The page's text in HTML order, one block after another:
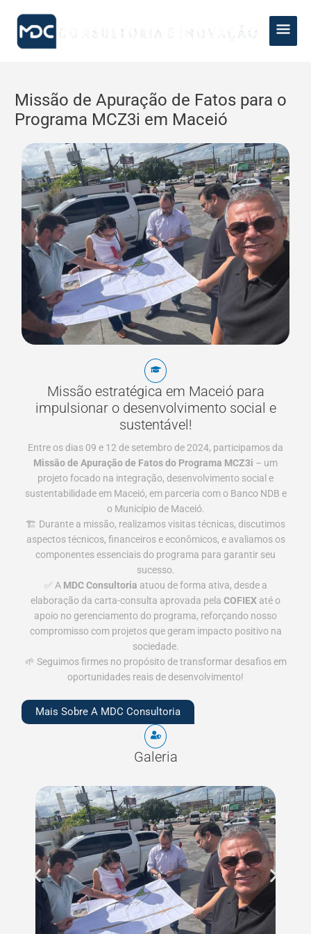
para
conteúdo
Missão de Apuração de Fatos para o
Programa MCZ3i em Maceió
Missão estratégica em Maceió para
impulsionar o desenvolvimento social e
sustentável!
Entre os dias 09 e 12 de setembro de 2024, participamos da
Missão de Apuração de Fatos do Programa MCZ3i – um
projeto focado na integração, desenvolvimento social e
sustentabilidade em Maceió, em parceria com o Banco NDB e
o Município de Maceió.
🏗️ Durante a missão, realizamos visitas técnicas, discutimos
aspectos técnicos, financeiros e econômicos, e avaliamos os
componentes essenciais do programa para garantir seu
sucesso.
✅ A MDC Consultoria atuou de forma ativa, desde a
elaboração da carta-consulta aprovada pela COFIEX até o
apoio no gerenciamento do programa, reforçando nosso
compromisso com projetos que geram impacto positivo na
sociedade.
🌱 Seguimos firmes no propósito de transformar desafios em
oportunidades reais de desenvolvimento!
Mais Sobre A MDC Consultoria
Galeria